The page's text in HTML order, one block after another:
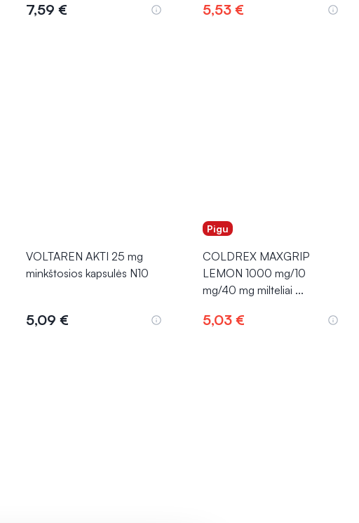
7,59 € 5,53 €
VOLTAREN AKTI 25 mg
minkštosios kapsulės N10
5,09 €
Pigu
COLDREX MAXGRIP
LEMON 1000 mg/10
mg/40 mg milteliai ...
5,03 €